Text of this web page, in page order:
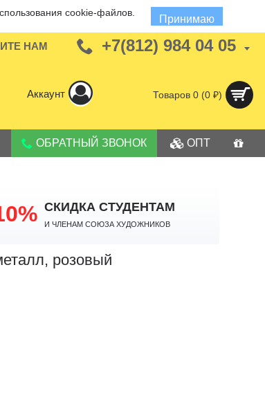
cookie-файлов.
Принимаю
НАМ +7(812) 984 04 05
Аккаунт Товаров 0 (0 ₽)
ОБРАТНЫЙ ЗВОНОК ОПТ
СКИДКА СТУДЕНТАМ
И членам Союза Художников
розовый